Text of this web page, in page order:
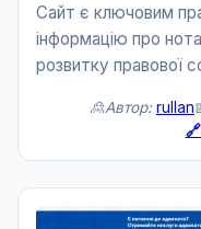
Сайт є ключовим
інформацію про
розвитку правової
🙎Автор: rullan